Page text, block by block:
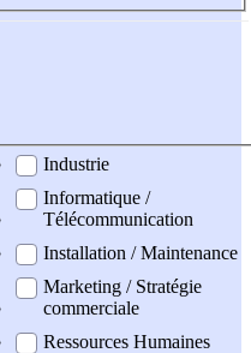
Industrie
Informatique /
Télécommunication
Installation / Maintenance
Marketing / Stratégie
commerciale
Ressources Humaines